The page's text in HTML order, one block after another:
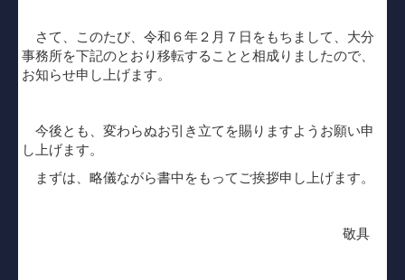
社会福祉法人の皆様へ
病院・診療所の皆様へ
創業の夢をお手伝いします
書面添付制度
さて、このたび、令和６年２月７日をもちまして、大分
事務所を下記のとおり移転することと相成りましたので、
お知らせ申し上げます。
今後とも、変わらぬお引き立てを賜りますようお願い申
し上げます。
まずは、略儀ながら書中をもってご挨拶申し上げます。
敬具